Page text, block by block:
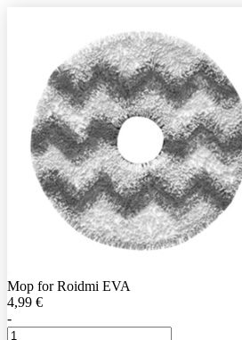
Mop for Roidmi EVA
4,99 €
-